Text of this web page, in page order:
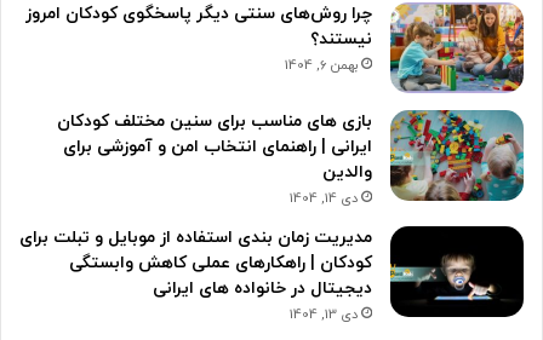
چرا روش‌های سنتی دیگر پاسخگوی کودکان امروز
نیستند؟
بهمن 6, 1404
بازی های مناسب برای سنین مختلف کودکان
ایرانی | راهنمای انتخاب امن و آموزشی برای
والدین
دی 14, 1404
مدیریت زمان بندی استفاده از موبایل و تبلت برای
کودکان | راهکارهای عملی کاهش وابستگی
دیجیتال در خانواده های ایرانی
دی 13, 1404